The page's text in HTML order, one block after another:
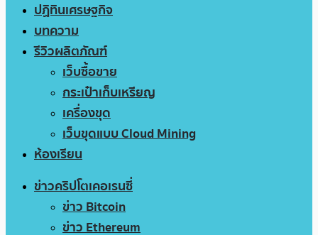
ปฏิทินเศรษฐกิจ
บทความ
รีวิวผลิตภัณฑ์
เว็บซื้อขาย
กระเป๋าเก็บเหรียญ
เครื่องขุด
เว็บขุดแบบ Cloud Mining
ห้องเรียน
ข่าวคริปโตเคอเรนซี่
ข่าว Bitcoin
ข่าว Ethereum